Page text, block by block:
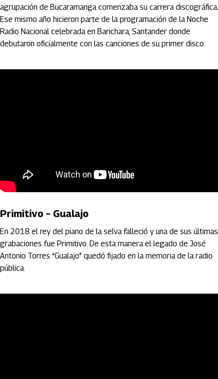
agrupación de Bucaramanga comenzaba su carrera discográfica.
Ese mismo año hicieron parte de la programación de la Noche
Radio Nacional celebrada en Barichara, Santander donde
debutaron oficialmente con las canciones de su primer disco.
Primitivo – Gualajo
En 2018 el rey del piano de la selva falleció y una de sus últimas
grabaciones fue Primitivo. De esta manera el legado de José
Antonio Torres “Gualajo” quedó fijado en la memoria de la radio
pública.